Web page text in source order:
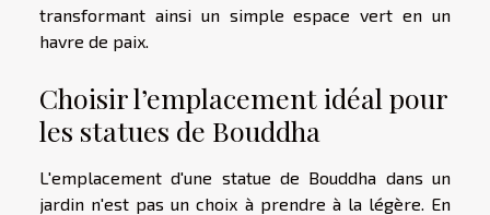
transformant ainsi un simple espace vert en un
havre de paix.
Choisir l’emplacement idéal pour
les statues de Bouddha
L'emplacement d'une statue de Bouddha dans un
jardin n'est pas un choix à prendre à la légère. En